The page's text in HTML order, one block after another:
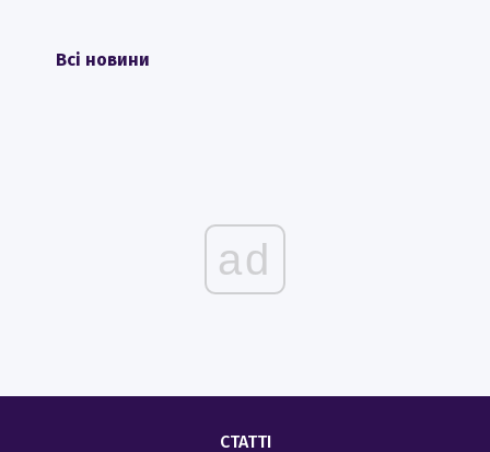
Всі новини
ad
СТАТТІ